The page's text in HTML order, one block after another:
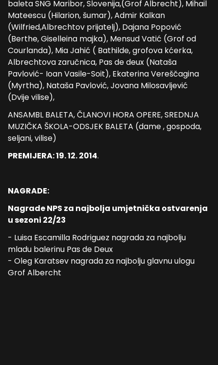
baleta SNG Maribor, Slovenija,(Grof Albrecht), Mihail
Mateescu (Hilarion, šumar), Admir Kalkan
(Wilfried,Albrechtov prijatelj), Dajana Popović
(Berthe, Giselleina majka), Mensud Vatić (Grof od
Courlanda), Mia Jahić ( Bathilde, grofova kćerka,
Albrechtova zaručnica, Pas de deux (Nataša
Pavlović- Ioan Vasile-Soit), Ekaterina Vereščagina
(Myrtha), Nataša Pavlović, Jovana Milosavljević
(Dvije vilise),
ANSAMBL BALETA, ČLANOVI HORA OPERE, SREDNJA
MUZIČKA ŠKOLA-ODSJEK BALETA (dame , gospoda,
seljani, vilise)
PREMIJERA: 19. 12. 2014.
NAGRADE:
Nagrade NPS za najbolja umjetnička ostvarenja
u sezoni 22/23
- Luisa Escamilla Rodriguez nagrada za najbolju
mladu balerinu Pas de Deux
- Oleg Karatsev nagrada za najbolju glavnu ulogu
Grof Albercht